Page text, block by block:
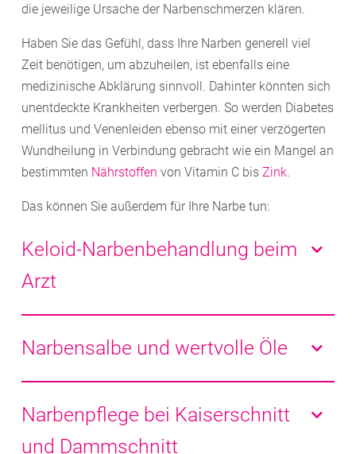
die jeweilige Ursache der Narbenschmerzen klären.
Haben Sie das Gefühl, dass Ihre Narben generell viel
Zeit benötigen, um abzuheilen, ist ebenfalls eine
medizinische Abklärung sinnvoll. Dahinter könnten sich
unentdeckte Krankheiten verbergen. So werden Diabetes
mellitus und Venenleiden ebenso mit einer verzögerten
Wundheilung in Verbindung gebracht wie ein Mangel an
bestimmten Nährstoffen von Vitamin C bis Zink.
Das können Sie außerdem für Ihre Narbe tun:
Keloid-Narbenbehandlung beim
Arzt
Je nach Art und Symptom, stehen Ihnen viele
ärztliche Behandlungsmöglichkeiten offen:
– Kortisonspritzen direkt ins Narbengewebe
– Antibiotika bei Entzündungsreaktionen
– Kältetherapie (Kryotherapie)
– Druckverbände
Narbensalbe und wertvolle Öle
Nach Verletzungen oder Operationen sollte auf eine
gute Wundheilung geachtet werden. Aufkratzen von
Wundschorf oder Infektionen können zu hypertrophen
Narbenpflege bei Kaiserschnitt
und Dammschnitt